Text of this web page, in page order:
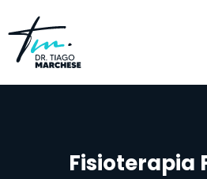
Fisioterapia